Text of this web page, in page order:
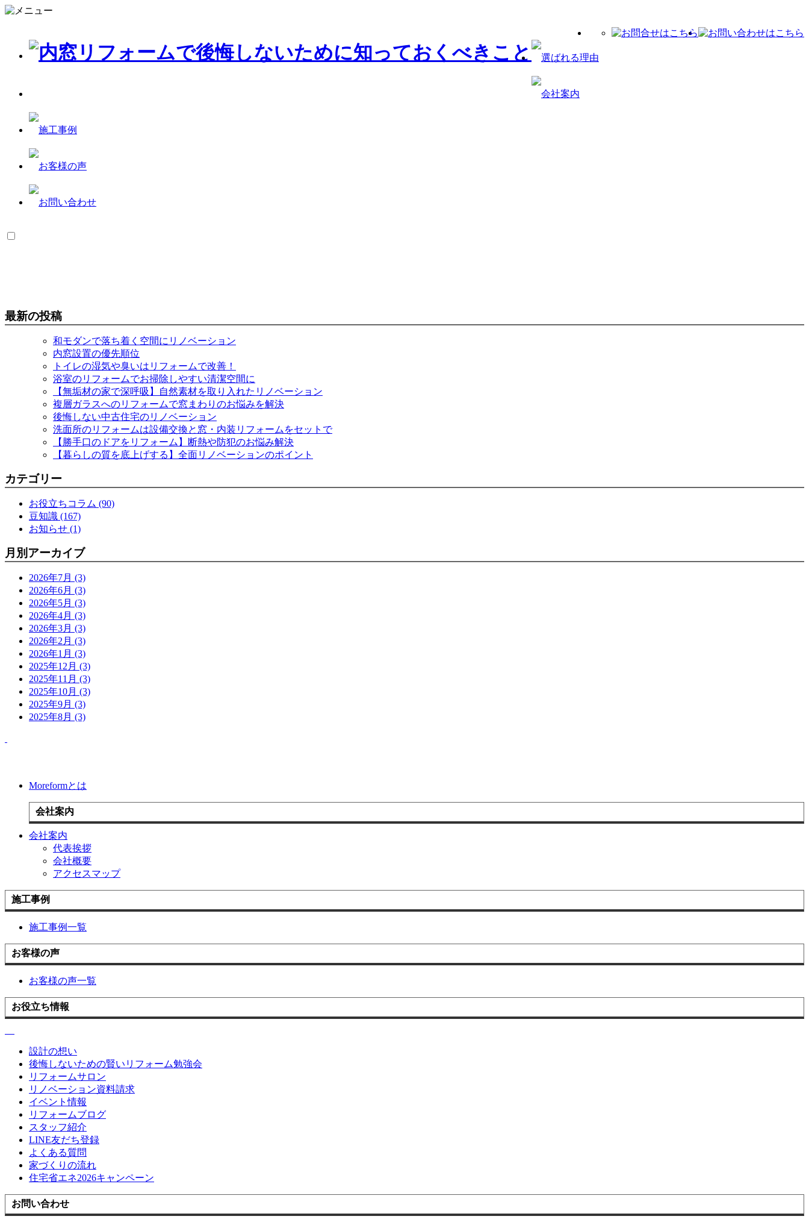
最新の投稿
和モダンで落ち着く空間にリノベーション
内窓設置の優先順位
トイレの湿気や臭いはリフォームで改善！
浴室のリフォームでお掃除しやすい清潔空間に
【無垢材の家で深呼吸】自然素材を取り入れたリノベーション
複層ガラスへのリフォームで窓まわりのお悩みを解決
後悔しない中古住宅のリノベーション
洗面所のリフォームは設備交換と窓・内装リフォームをセットで
【勝手口のドアをリフォーム】断熱や防犯のお悩み解決
【暮らしの質を底上げする】全面リノベーションのポイント
カテゴリー
お役立ちコラム (90)
豆知識 (167)
お知らせ (1)
月別アーカイブ
2026年7月 (3)
2026年6月 (3)
2026年5月 (3)
2026年4月 (3)
2026年3月 (3)
2026年2月 (3)
2026年1月 (3)
2025年12月 (3)
2025年11月 (3)
2025年10月 (3)
2025年9月 (3)
2025年8月 (3)
Moreformとは
会社案内
会社案内
代表挨拶
会社概要
アクセスマップ
施工事例
施工事例一覧
お客様の声
お客様の声一覧
お役立ち情報
設計の想い
後悔しないための賢いリフォーム勉強会
リフォームサロン
リノベーション資料請求
イベント情報
リフォームブログ
スタッフ紹介
LINE友だち登録
よくある質問
家づくりの流れ
住宅省エネ2026キャンペーン
お問い合わせ